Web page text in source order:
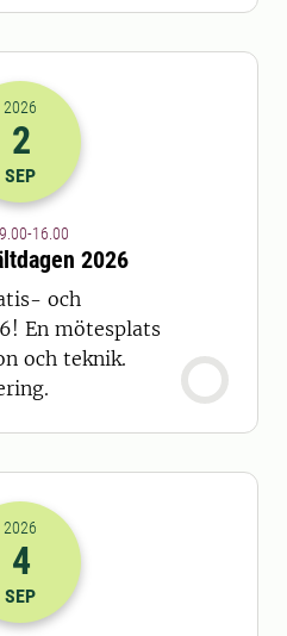
2026-02-09 07:00
2026
2
SEP
16.00
2026
och
En mötesplats
och teknik.
2026-04-09 07:00
2026
4
SEP